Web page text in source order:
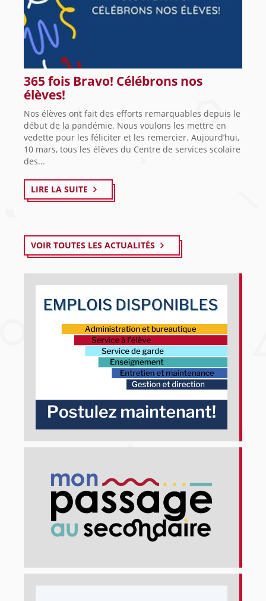
365 fois Bravo! Célébrons nos
élèves!
Nos élèves ont fait des efforts remarquables depuis le
début de la pandémie. Nous voulons les mettre en
vedette pour les féliciter et les remercier. Aujourd’hui,
10 mars, tous les élèves du Centre de services scolaire
des...
LIRE LA SUITE
VOIR TOUTES LES ACTUALITÉS